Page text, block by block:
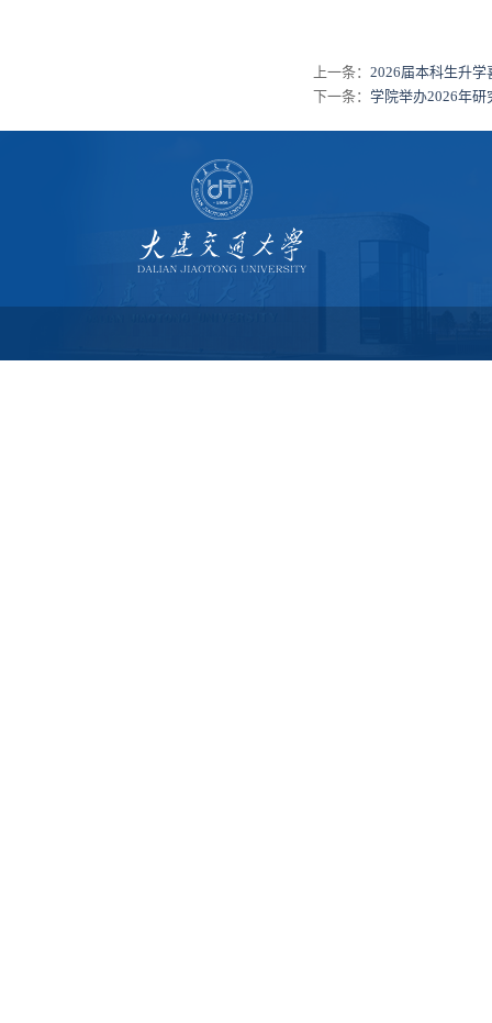
上一条： 2026届本科生升学
下一条： 学院举办2026年